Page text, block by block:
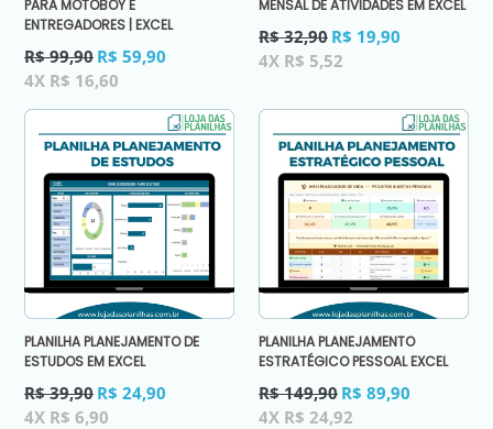
PARA MOTOBOY E
ENTREGADORES | EXCEL
Preço
normal
R$ 99,90 R$ 59,90
4X R$ 16,60
MENSAL DE ATIVIDADES EM EXCEL
Preço
normal
R$ 32,90 R$ 19,90
4X R$ 5,52
PLANILHA PLANEJAMENTO DE
ESTUDOS EM EXCEL
Preço
normal
R$ 39,90 R$ 24,90
4X R$ 6,90
PLANILHA PLANEJAMENTO
ESTRATÉGICO PESSOAL EXCEL
Preço
normal
R$ 149,90 R$ 89,90
4X R$ 24,92